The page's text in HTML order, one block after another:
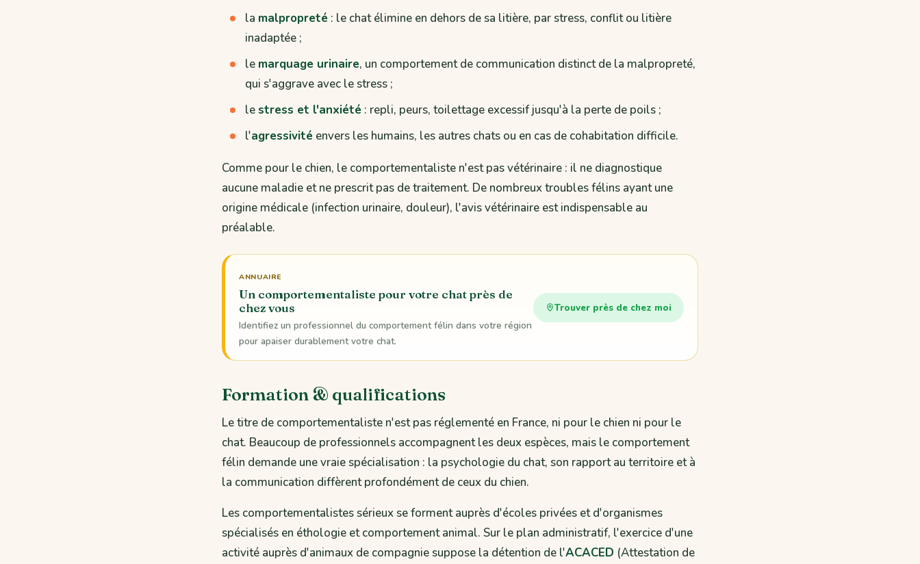
la malpropreté : le chat élimine en dehors de sa litière, par stress, conflit ou litière
inadaptée ;
le marquage urinaire, un comportement de communication distinct de la malpropreté,
qui s'aggrave avec le stress ;
lestress et l'anxiété : repli, peurs, toilettage excessif jusqu'à la perte de poils ;
l'agressivité envers les humains, les autres chats ou en cas de cohabitation difficile.
Comme pour le chien, le comportementaliste n'est pas vétérinaire : il ne diagnostique
aucune maladie et ne prescrit pas de traitement. De nombreux troubles félins ayant une
origine médicale (infection urinaire, douleur), l'avis vétérinaire est indispensable au
préalable.
ANNUAIRE
Un comportementaliste pour votre chat près de
chez vous
Identifiez un professionnel du comportement félin dans votre région
pour apaiser durablement votre chat.
Trouver près de chez moi
Formation & qualifications
Le titre de comportementaliste n'est pas réglementé en France, ni pour le chien ni pour le
chat. Beaucoup de professionnels accompagnent les deux espèces, mais le comportement
félin demande une vraie spécialisation : la psychologie du chat, son rapport au territoire et à
la communication diffèrent profondément de ceux du chien.
Les comportementalistes sérieux se forment auprès d'écoles privées et d'organismes
spécialisés en éthologie et comportement animal. Sur le plan administratif, l'exercice d'une
activité auprès d'animaux de compagnie suppose la détention de l'ACACED (Attestation de